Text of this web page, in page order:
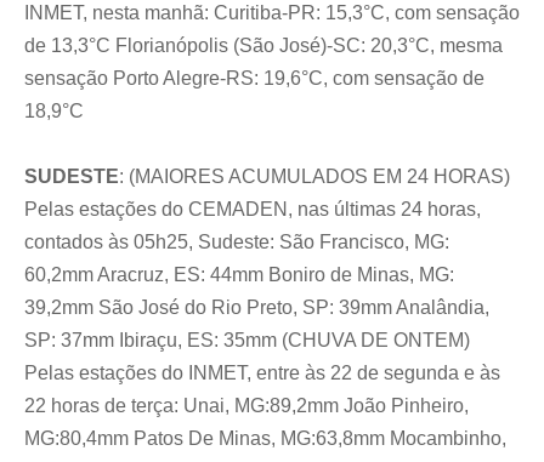
INMET, nesta manhã: Curitiba-PR: 15,3°C, com sensação
de 13,3°C Florianópolis (São José)-SC: 20,3°C, mesma
sensação Porto Alegre-RS: 19,6°C, com sensação de
18,9°C
SUDESTE: (MAIORES ACUMULADOS EM 24 HORAS)
Pelas estações do CEMADEN, nas últimas 24 horas,
contados às 05h25, Sudeste: São Francisco, MG:
60,2mm Aracruz, ES: 44mm Boniro de Minas, MG:
39,2mm São José do Rio Preto, SP: 39mm Analândia,
SP: 37mm Ibiraçu, ES: 35mm (CHUVA DE ONTEM)
Pelas estações do INMET, entre às 22 de segunda e às
22 horas de terça: Unai, MG:89,2mm João Pinheiro,
MG:80,4mm Patos De Minas, MG:63,8mm Mocambinho,